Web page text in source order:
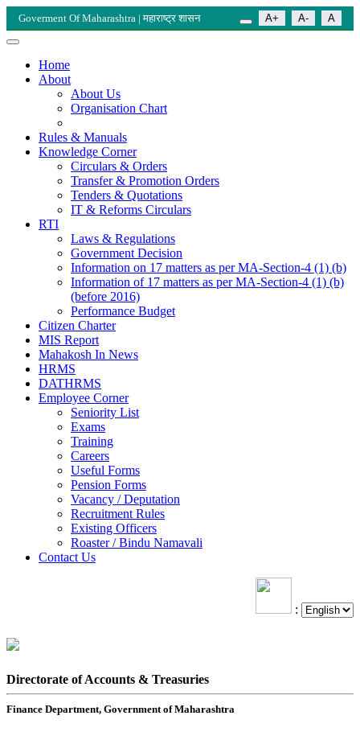
Goverment Of Maharashtra | महाराष्ट्र शासन A+ A- A
Home
About
About Us
Organisation Chart
Rules & Manuals
Knowledge Corner
Circulars & Orders
Transfer & Promotion Orders
Tenders & Quotations
IT & Reforms Circulars
RTI
Laws & Regulations
Government Decision
Information on 17 matters as per MA-Section-4 (1) (b)
Information of 17 matters as per MA-Section-4 (1) (b)
(before 2016)
Performance Budget
Citizen Charter
MIS Report
Mahakosh In News
HRMS
DATHRMS
Employee Corner
Seniority List
Exams
Training
Careers
Useful Forms
Pension Forms
Vacancy / Deputation
Recruitment Rules
Existing Officers
Roaster / Bindu Namavali
Contact Us
:
Directorate of Accounts & Treasuries
Finance Department, Government of Maharashtra